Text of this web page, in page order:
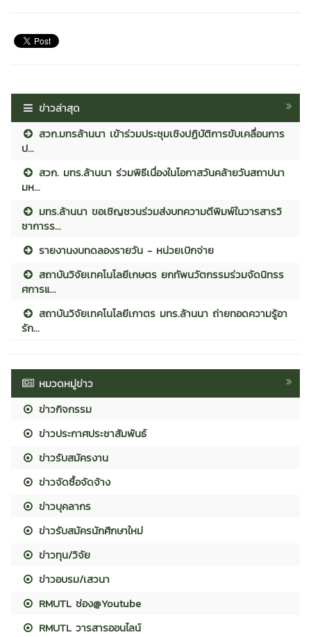
ข่าวล่าสุด
สวก.มทรล้านนา เข้าร่วมประชุมเชิงปฏิบัติการขับเคลื่อนการ
ป...
สวก. มทร.ล้านนา ร่วมพิธีเนื่องในโอกาสวันคล้ายวันสถาปนา
มห...
มทร.ล้านนา ขอเชิญชวนร่วมส่งบทความตีพิมพ์ในวารสารวิ
ชาการร...
รายงานงบทดลองรายวัน - หน่วยเบิกจ่าย
สถาบันวิจัยเทคโนโลยีเกษตร ยกทัพนวัตกรรมร่วมจัดนิทรร
ศการแ...
สถาบันวิจัยเทคโนโลยีเกาตร มทร.ล้านนา ถ่ายทอดความรู้อา
รัก...
หมวดหมู่ข่าว
ข่าวกิจกรรม
ข่าวประกาศประชาสัมพันธ์
ข่าวรับสมัครงาน
ข่าวจัดซื้อจัดจ้าง
ข่าวบุคลากร
ข่าวรับสมัครนักศึกษาใหม่
ข่าวทุน/วิจัย
ข่าวอบรม/เสวนา
RMUTL ช่อง@Youtube
RMUTL วารสารออนไลน์